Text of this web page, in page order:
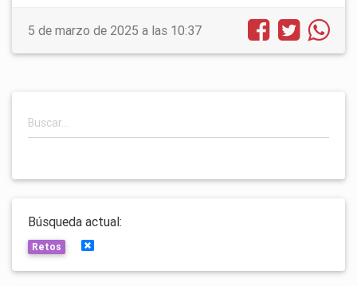
5 de marzo de 2025 a las 10:37
Búsqueda actual:
Retos Limpiar búsquedas